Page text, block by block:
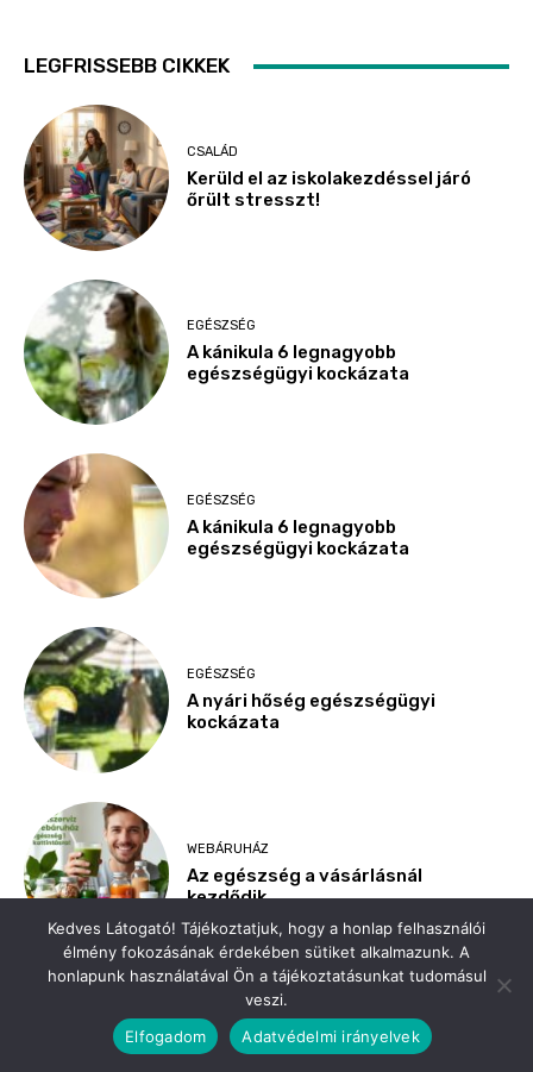
Kedves Látogató! Tájékoztatjuk, hogy a honlap felhasználói
élmény fokozásának érdekében sütiket alkalmazunk. A
honlapunk használatával Ön a tájékoztatásunkat tudomásul
veszi.
Elfogadom
Adatvédelmi irányelvek